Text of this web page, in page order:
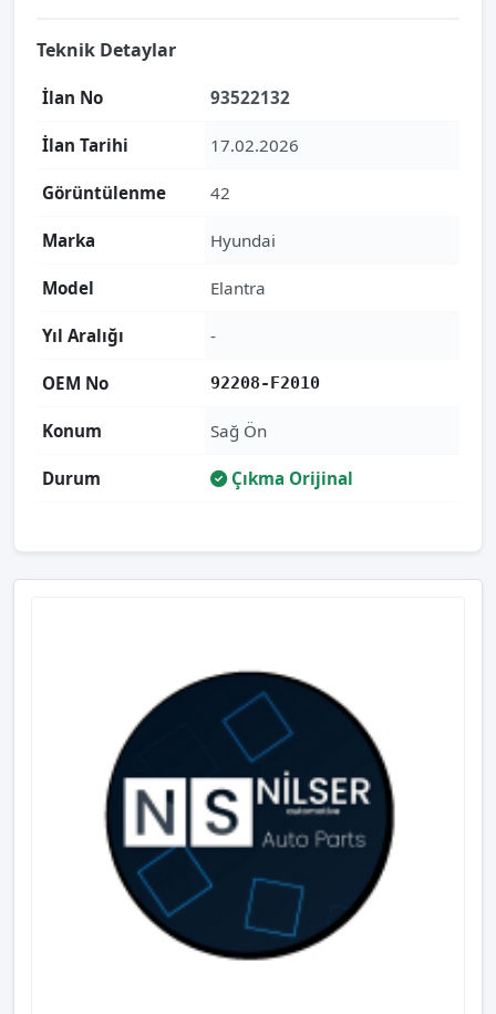
Teknik Detaylar
İlan No 93522132
İlan Tarihi 17.02.2026
Görüntülenme 42
Marka Hyundai
Model Elantra
Yıl Aralığı -
OEM No 92208-F2010
Konum Sağ Ön
Durum Çıkma Orijinal